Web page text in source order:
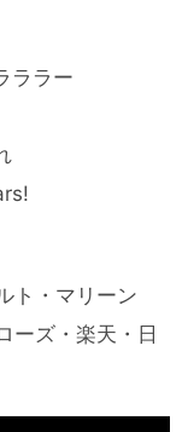
ララー
ト・マリーン
ーズ・楽天・日